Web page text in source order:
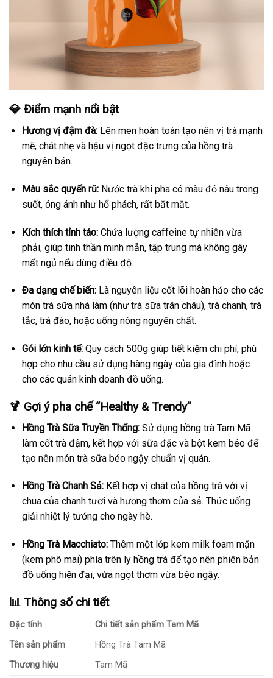
💎 Điểm mạnh nổi bật
Hương vị đậm đà:Lên men hoàn toàn tạo nên vị trà mạnh
mẽ, chát nhẹ và hậu vị ngọt đặc trưng của hồng trà
nguyên bản.
Màu sắc quyến rũ:Nước trà khi pha có màu đỏ nâu trong
suốt, óng ánh như hổ phách, rất bắt mắt.
Kích thích tỉnh táo:Chứa lượng caffeine tự nhiên vừa
phải, giúp tinh thần minh mẫn, tập trung mà không gây
mất ngủ nếu dùng điều độ.
Đa dạng chế biến:Là nguyên liệu cốt lõi hoàn hảo cho các
món trà sữa nhà làm (như trà sữa trân châu), trà chanh, trà
tắc, trà đào, hoặc uống nóng nguyên chất.
Gói lớn kinh tế:Quy cách 500g giúp tiết kiệm chi phí, phù
hợp cho nhu cầu sử dụng hàng ngày của gia đình hoặc
cho các quán kinh doanh đồ uống.
🍹 Gợi ý pha chế “Healthy & Trendy”
Hồng Trà Sữa Truyền Thống:Sử dụng hồng trà Tam Mã
làm cốt trà đậm, kết hợp với sữa đặc và bột kem béo để
tạo nên món trà sữa béo ngậy chuẩn vị quán.
Hồng Trà Chanh Sả:Kết hợp vị chát của hồng trà với vị
chua của chanh tươi và hương thơm của sả. Thức uống
giải nhiệt lý tưởng cho ngày hè.
Hồng Trà Macchiato:Thêm một lớp kem milk foam mặn
(kem phô mai) phía trên ly hồng trà để tạo nên phiên bản
đồ uống hiện đại, vừa ngọt thơm vừa béo ngậy.
📊 Thông số chi tiết
Đặc tính
Chi tiết sản phẩm Tam Mã
Tên sản phẩm
Hồng Trà Tam Mã
Thương hiệu
Tam Mã